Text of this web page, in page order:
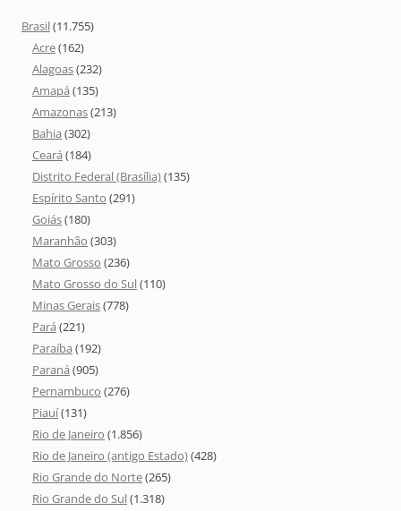
Brasil(11.755)
Acre(162)
Alagoas(232)
Amapá (135)
Amazonas(213)
Bahia (302)
Ceará (184)
Distrito Federal (Brasília)(135)
Espírito Santo (291)
Goiás(180)
Maranhão (303)
Mato Grosso (236)
Mato Grosso do Sul(110)
Minas Gerais(778)
Pará (221)
Paraíba (192)
Paraná (905)
Pernambuco (276)
Piauí(131)
Rio de Janeiro (1.856)
Rio de Janeiro (antigo Estado)(428)
Rio Grande do Norte(265)
Rio Grande do Sul(1.318)